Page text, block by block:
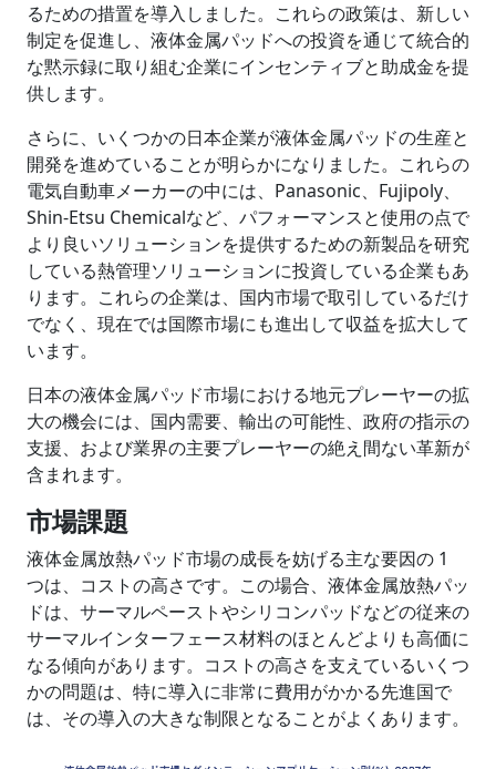
るための措置を導入しました。これらの政策は、新しい
制定を促進し、液体金属パッドへの投資を通じて統合的
な黙示録に取り組む企業にインセンティブと助成金を提
供します。
さらに、いくつかの日本企業が液体金属パッドの生産と
開発を進めていることが明らかになりました。これらの
電気自動車メーカーの中には、Panasonic、Fujipoly、
Shin-Etsu Chemicalなど、パフォーマンスと使用の点で
より良いソリューションを提供するための新製品を研究
している熱管理ソリューションに投資している企業もあ
ります。これらの企業は、国内市場で取引しているだけ
でなく、現在では国際市場にも進出して収益を拡大して
います。
日本の液体金属パッド市場における地元プレーヤーの拡
大の機会には、国内需要、輸出の可能性、政府の指示の
支援、および業界の主要プレーヤーの絶え間ない革新が
含まれます。
市場課題
液体金属放熱パッド市場の成長を妨げる主な要因の 1
つは、コストの高さです。この場合、液体金属放熱パッ
ドは、サーマルペーストやシリコンパッドなどの従来の
サーマルインターフェース材料のほとんどよりも高価に
なる傾向があります。コストの高さを支えているいくつ
かの問題は、特に導入に非常に費用がかかる先進国で
は、その導入の大きな制限となることがよくあります。